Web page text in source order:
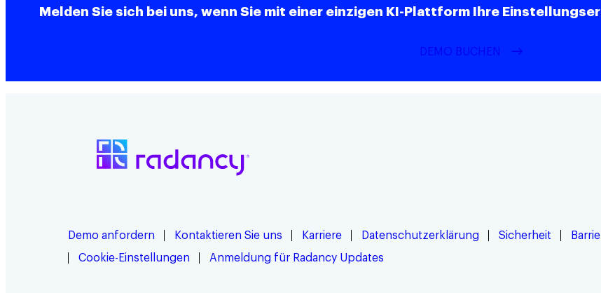
Melden Sie sich bei uns, wenn Sie mit einer einzigen KI-Plattform Ihre
DEMO BUCHEN
Demo anfordern Kontaktieren Sie uns Karriere Datenschutzerklärung Sicherheit
Cookie-Einstellungen
Anmeldung für Radancy Updates